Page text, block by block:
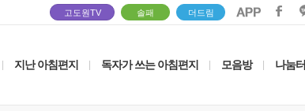
고도원TV 솔패 더드림
지난 아침편지 독자가 쓰는 아침편지 모음방 나눔터